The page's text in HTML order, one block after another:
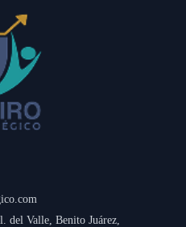
del Valle, Benito Juárez,